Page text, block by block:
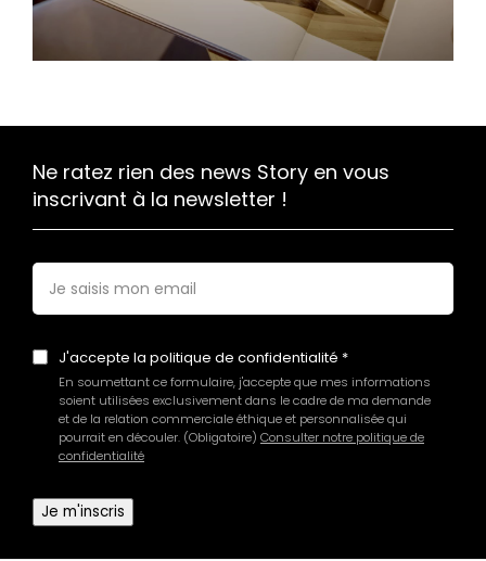
Ne ratez rien des news Story en vous
inscrivant à la newsletter !
E-
mail
*
J'accepte la politique de confidentialité
En soumettant ce formulaire, j'accepte que mes informations
soient utilisées exclusivement dans le cadre de ma demande
et de la relation commerciale éthique et personnalisée qui
pourrait en découler. (Obligatoire) Consulter notre politique de
confidentialité
Je m'inscris